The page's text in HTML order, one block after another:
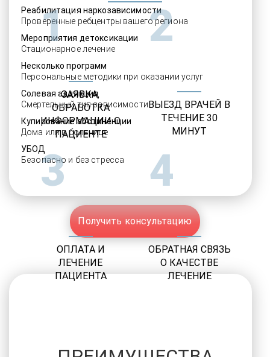
Реабилитация наркозависимости
Проверенные ребцентры вашего региона
Мероприятия детоксикации
Стационарное лечение
Несколько программ
Персональные методики при оказании услуг
Солевая аддикция
Смертельный тип зависимости
Купирование абстиненции
Дома или в больнице
УБОД
Безопасно и без стресса
Получить консультацию
1
ЗАЯВКА,
ОБРАБОТКА
ИНФОРМАЦИИ О
ПАЦИЕНТЕ
2
ВЫЕЗД ВРАЧЕЙ В
ТЕЧЕНИЕ 30
МИНУТ
3
ОПЛАТА И
ЛЕЧЕНИЕ
ПАЦИЕНТА
4
ОБРАТНАЯ СВЯЗЬ
О КАЧЕСТВЕ
ЛЕЧЕНИЕ